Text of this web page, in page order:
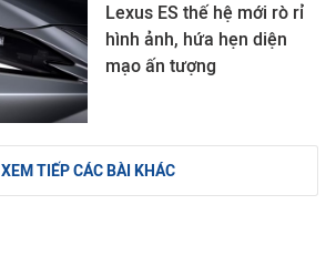
Lexus ES thế hệ mới rò rỉ
hình ảnh, hứa hẹn diện
mạo ấn tượng
XEM TIẾP CÁC BÀI KHÁC